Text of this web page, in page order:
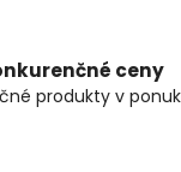
ceny
produkty v